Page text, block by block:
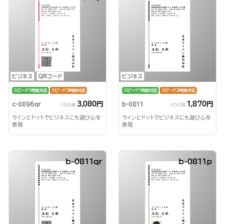
ビジネス QRコード
スピード1時間対応 スピード3時間対応
c-0896qr 100枚 3,080円
ラインとドットでビジネスにも遊び心を
表現
ビジネス
スピード1時間対応 スピード3時間対応
b-0811 100枚 1,870円
ラインとドットでビジネスにも遊び心を
表現
b-0811qr b-0811p